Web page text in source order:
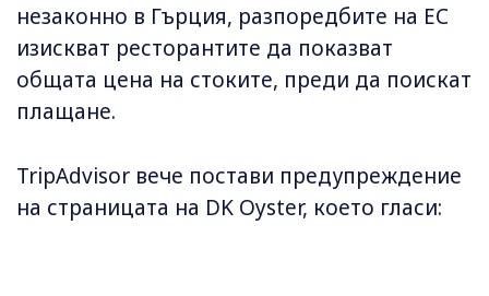
незаконно в Гърция, разпоредбите на ЕС
изискват ресторантите да показват
общата цена на стоките, преди да поискат
плащане.
TripAdvisor вече постави предупреждение
на страницата на DK Oyster, което гласи: